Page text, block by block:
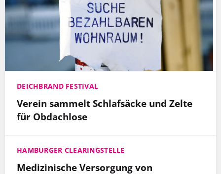
DEICHBRAND FESTIVAL
Verein sammelt Schlafsäcke und Zelte
für Obdachlose
HAMBURGER CLEARINGSTELLE
Medizinische Versorgung von